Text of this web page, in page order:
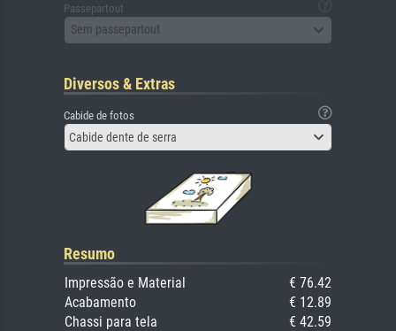
Passepartout
Sem passepartout
Diversos & Extras
Cabide de fotos
Cabide dente de serra
Resumo
Impressão e Material
€ 76.42
Acabamento
€ 12.89
Chassi para tela
€ 42.59